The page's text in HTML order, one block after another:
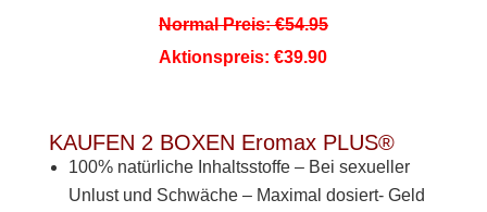
Normal Preis: €54.95
Aktionspreis: €39.90
KAUFEN 2 BOXEN Eromax PLUS®
100% natürliche Inhaltsstoffe – Bei sexueller
Unlust und Schwäche – Maximal dosiert- Geld